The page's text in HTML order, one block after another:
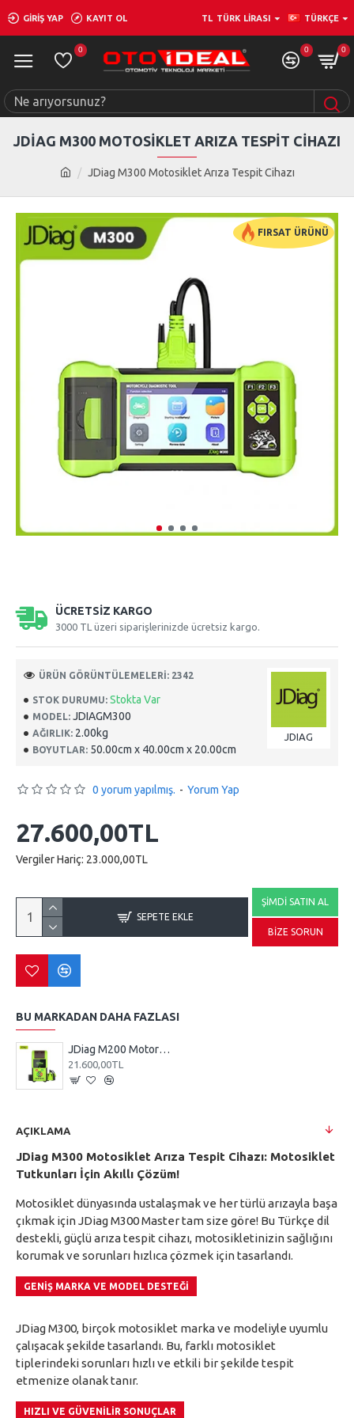
GIRIŞ YAP KAYIT OL TL TÜRK LIRASI TÜRKÇE
0 0 0
JDiag M300 Motosiklet Arıza Tespit Cihazı
JDIAG M300 MOTOSIKLET ARIZA TESPIT CIHAZI
FIRSAT ÜRÜNÜ
ÜCRETSIZ KARGO
3000 TL üzeri siparişlerinizde ücretsiz kargo.
STOK DURUMU: Stokta Var
MODEL: JDIAGM300
AĞIRLIK: 2.00kg
BOYUTLAR: 50.00cm x 40.00cm x 20.00cm
JDIAG
ÜRÜN GÖRÜNTÜLEMELERI: 2342
0 yorum yapılmış. - Yorum Yap
27.600,00TL
Vergiler Hariç: 23.000,00TL
SEPETE EKLE
ŞIMDI SATIN AL
BIZE SORUN
BU MARKADAN DAHA FAZLASI
JDiag M200 Motorsiklet Arıza Tespit Cihazı: Full Kablo Setli
21.600,00TL
AÇIKLAMA
JDiag M300 Motosiklet Arıza Tespit Cihazı: Motosiklet
Tutkunları İçin Akıllı Çözüm!
Motosiklet dünyasında ustalaşmak ve her türlü arızayla başa
çıkmak için JDiag M300 Master tam size göre! Bu Türkçe dil
destekli, güçlü arıza tespit cihazı, motosikletinizin sağlığını
korumak ve sorunları hızlıca çözmek için tasarlandı.
GENIŞ MARKA VE MODEL DESTEĞI
JDiag M300, birçok motosiklet marka ve modeliyle uyumlu
çalışacak şekilde tasarlandı. Bu, farklı motosiklet
tiplerindeki sorunları hızlı ve etkili bir şekilde tespit
etmenize olanak tanır.
HIZLI VE GÜVENILIR SONUÇLAR